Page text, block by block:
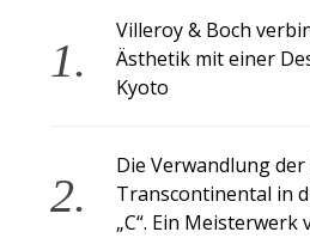
Villeroy & Boch
Ästhetik mit einer
Kyoto
Die Verwandlung der
Transcontinental in
„C“. Ein Meisterwerk